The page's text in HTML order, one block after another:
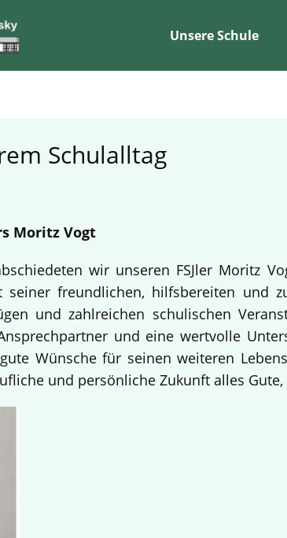
Unsere Schule
Schulalltag
Moritz Vogt
wir unseren FSJler Moritz
seiner freundlichen, hilfsbereiten und
und zahlreichen schulischen
und eine wertvolle
Wünsche für seinen weiteren
und persönliche Zukunft alles